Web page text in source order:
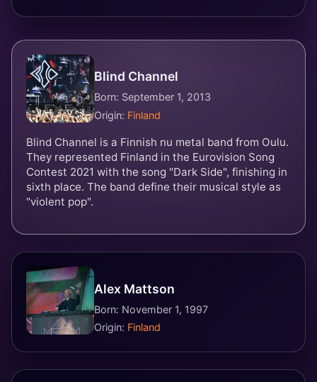
Blind Channel
Born: September 1, 2013
Origin: Finland
Blind Channel is a Finnish nu metal band from Oulu.
They represented Finland in the Eurovision Song
Contest 2021 with the song "Dark Side", finishing in
sixth place. The band define their musical style as
"violent pop".
Alex Mattson
Born: November 1, 1997
Origin: Finland